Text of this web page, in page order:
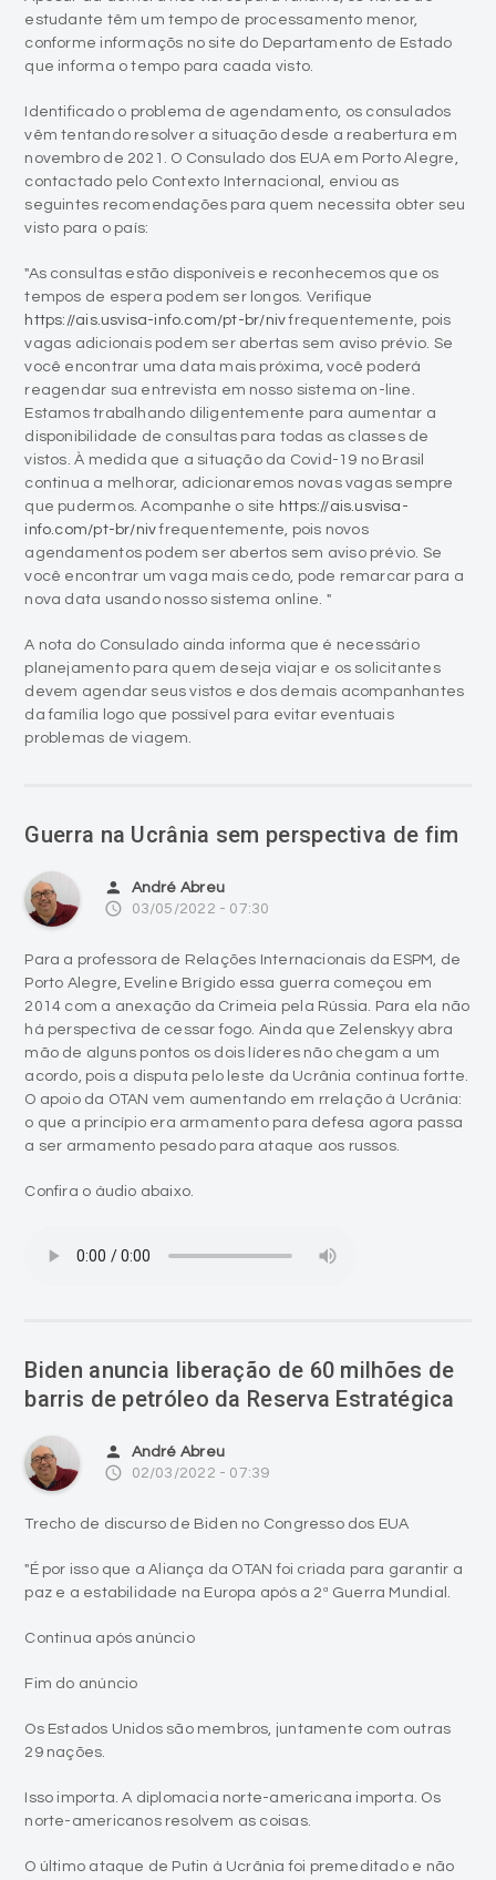
estudante têm um tempo de processamento menor,
conforme informaçõs no site do Departamento de Estado
que informa o tempo para caada visto.
Identificado o problema de agendamento, os consulados
vêm tentando resolver a situação desde a reabertura em
novembro de 2021. O Consulado dos EUA em Porto Alegre,
contactado pelo Contexto Internacional, enviou as
seguintes recomendações para quem necessita obter seu
visto para o país:
"As consultas estão disponíveis e reconhecemos que os
tempos de espera podem ser longos. Verifique
https://ais.usvisa-info.com/pt-br/nivfrequentemente, pois
vagas adicionais podem ser abertas sem aviso prévio. Se
você encontrar uma data mais próxima, você poderá
reagendar sua entrevista em nosso sistema on-line.
Estamos trabalhando diligentemente para aumentar a
disponibilidade de consultas para todas as classes de
vistos. À medida que a situação da Covid-19 no Brasil
continua a melhorar, adicionaremos novas vagas sempre
que pudermos. Acompanhe o site https://ais.usvisa-
info.com/pt-br/nivfrequentemente, pois novos
agendamentos podem ser abertos sem aviso prévio. Se
você encontrar um vaga mais cedo, pode remarcar para a
nova data usando nosso sistema online. "
A nota do Consulado ainda informa que é necessário
planejamento para quem deseja viajar e os solicitantes
devem agendar seus vistos e dos demais acompanhantes
da família logo que possível para evitar eventuais
problemas de viagem.
Guerra na Ucrânia sem perspectiva de fim
person André Abreu
access_time 03/05/2022 - 07:30
Para a professora de Relações Internacionais da ESPM, de
Porto Alegre, Eveline Brígido essa guerra começou em
2014 com a anexação da Crimeia pela Rússia. Para ela não
há perspectiva de cessar fogo. Ainda que Zelenskyy abra
mão de alguns pontos os dois líderes não chegam a um
acordo, pois a disputa pelo leste da Ucrânia continua fortte.
O apoio da OTAN vem aumentando em rrelação à Ucrânia:
o que a princípio era armamento para defesa agora passa
a ser armamento pesado para ataque aos russos.
Confira o áudio abaixo.
Biden anuncia liberação de 60 milhões de
barris de petróleo da Reserva Estratégica
person André Abreu
access_time 02/03/2022 - 07:39
Trecho de discurso de Biden no Congresso dos EUA
"É por isso que a Aliança da OTAN foi criada para garantir a
paz e a estabilidade na Europa após a 2ª Guerra Mundial.
Continua após anúncio
Fim do anúncio
Os Estados Unidos são membros, juntamente com outras
29 nações.
Isso importa. A diplomacia norte-americana importa. Os
norte-americanos resolvem as coisas.
O último ataque de Putin à Ucrânia foi premeditado e não